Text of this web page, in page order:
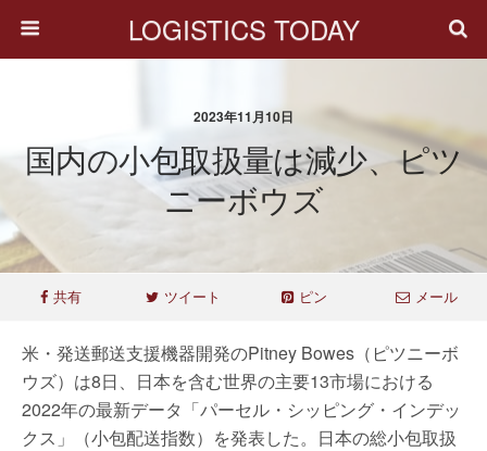
LOGISTICS TODAY
2023年11月10日
国内の小包取扱量は減少、ピツ
ニーボウズ
共有 ツイート ピン メール
米・発送郵送支援機器開発のPitney Bowes（ピツニーボ
ウズ）は8日、日本を含む世界の主要13市場における
2022年の最新データ「パーセル・シッピング・インデッ
クス」（小包配送指数）を発表した。日本の総小包取扱